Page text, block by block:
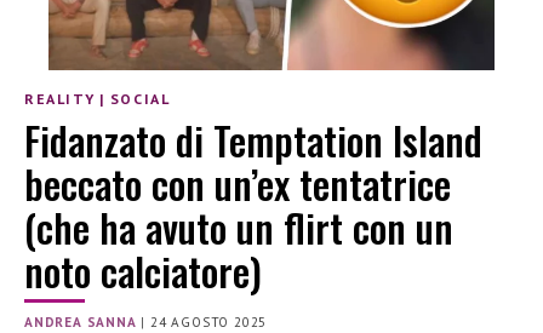
REALITY | SOCIAL
Fidanzato di Temptation Island
beccato con un’ex tentatrice
(che ha avuto un flirt con un
noto calciatore)
ANDREA SANNA |24 AGOSTO 2025